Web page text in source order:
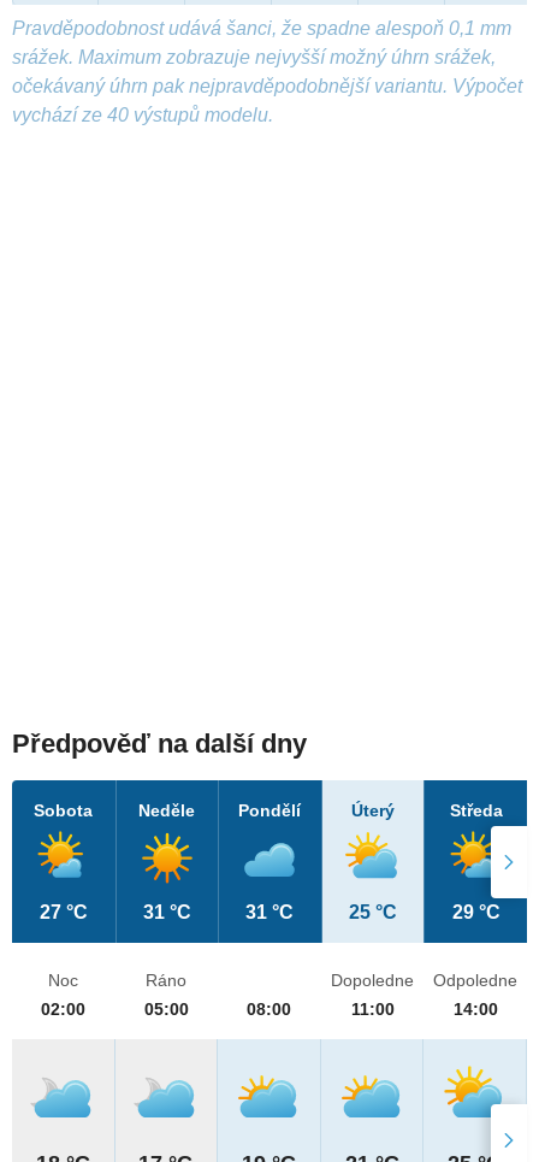
Pravděpodobnost udává šanci, že spadne alespoň 0,1 mm
srážek. Maximum zobrazuje nejvyšší možný úhrn srážek,
očekávaný úhrn pak nejpravděpodobnější variantu. Výpočet
vychází ze 40 výstupů modelu.
Předpověď na další dny
Sobota
27 °C
Neděle
31 °C
Pondělí
31 °C
Úterý
25 °C
Středa
29 °C
Noc
02:00
Ráno
05:00
08:00
Dopoledne
11:00
Odpoledne
14:00